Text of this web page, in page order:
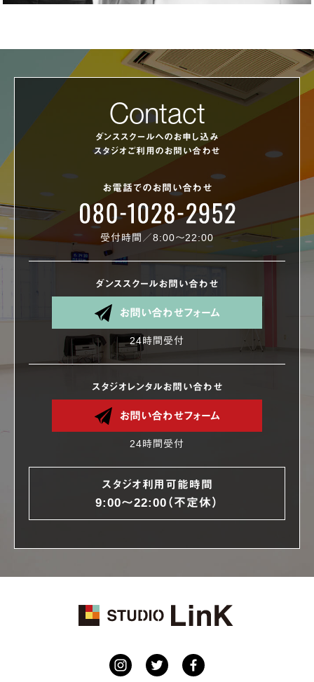
Contact
ダンススクールへのお申し込み
スタジオご利用のお問い合わせ
お電話でのお問い合わせ
受付時間／8:00〜22:00
ダンススクールお問い合わせ
お問い合わせフォーム
24時間受付
スタジオレンタルお問い合わせ
お問い合わせフォーム
24時間受付
スタジオ利用可能時間
9:00〜22:00（不定休）